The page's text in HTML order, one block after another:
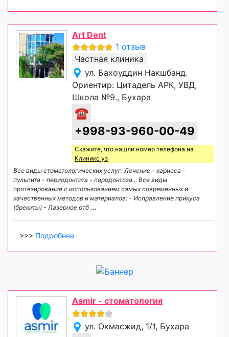
Art Dent
1 отзыв
Частная клиника
ул. Бахоуддин Накшбанд.
Ориентир: Цитадель АРК, УВД,
Школа №9., Бухара
☎
+998-93-960-00-49
Скажите, что нашли номер телефона на
Клиникс уз
Все виды стоматологических услуг: Лечение - кариеса -
пульпита - периодонтита - пародонтоза... Все виды
протезирования с использованием самых современных и
качественных методов и материалов: - Исправление прикуса
(брекиты) - Лазерное отб ...
>>> Подробнее
Asmir - стоматология
ул. Окмасжид, 1/1, Бухара